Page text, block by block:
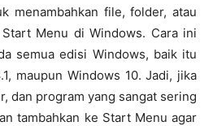
menambahkan file, folder, atau
Menu di Windows. Cara ini
semua edisi Windows, baik itu
maupun Windows 10. Jadi, jika
dan program yang sangat sering
tambahkan ke Start Menu agar